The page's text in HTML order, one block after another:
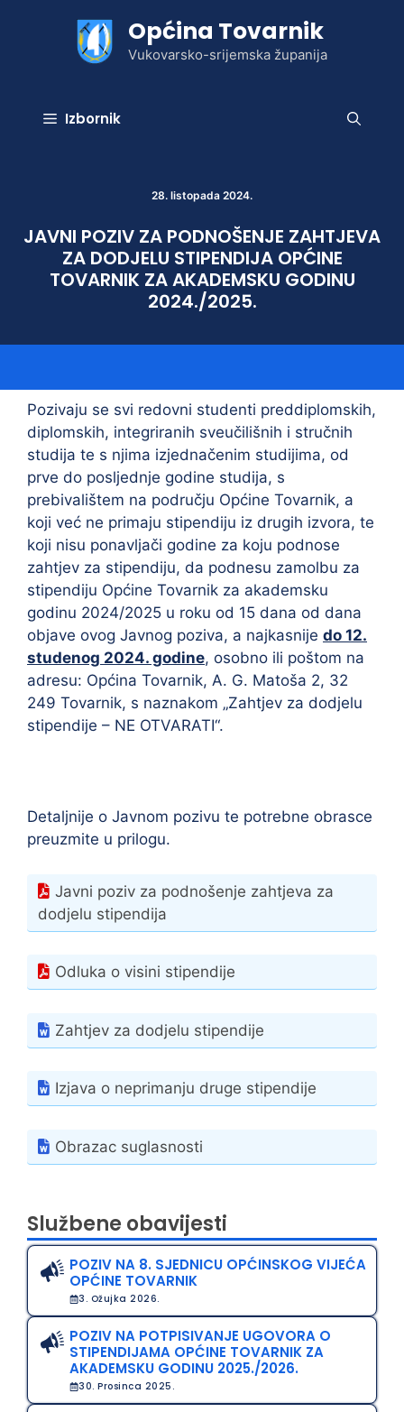
Općina Tovarnik
Vukovarsko-srijemska županija
Izbornik
28. listopada 2024.
JAVNI POZIV ZA PODNOŠENJE ZAHTJEVA
ZA DODJELU STIPENDIJA OPĆINE
TOVARNIK ZA AKADEMSKU GODINU
2024./2025.
Pozivaju se svi redovni studenti preddiplomskih,
diplomskih, integriranih sveučilišnih i stručnih
studija te s njima izjednačenim studijima, od
prve do posljednje godine studija, s
prebivalištem na području Općine Tovarnik, a
koji već ne primaju stipendiju iz drugih izvora, te
koji nisu ponavljači godine za koju podnose
zahtjev za stipendiju, da podnesu zamolbu za
stipendiju Općine Tovarnik za akademsku
godinu 2024/2025 u roku od 15 dana od dana
objave ovog Javnog poziva, a najkasnije do 12.
studenog 2024. godine, osobno ili poštom na
adresu: Općina Tovarnik, A. G. Matoša 2, 32
249 Tovarnik, s naznakom „Zahtjev za dodjelu
stipendije – NE OTVARATI“.
Detaljnije o Javnom pozivu te potrebne obrasce
preuzmite u prilogu.
Javni poziv za podnošenje zahtjeva za
dodjelu stipendija
Odluka o visini stipendije
Zahtjev za dodjelu stipendije
Izjava o neprimanju druge stipendije
Obrazac suglasnosti
Službene obavijesti
POZIV NA 8. SJEDNICU OPĆINSKOG VIJEĆA
OPĆINE TOVARNIK
3. Ožujka 2026.
POZIV NA POTPISIVANJE UGOVORA O
STIPENDIJAMA OPĆINE TOVARNIK ZA
AKADEMSKU GODINU 2025./2026.
30. Prosinca 2025.